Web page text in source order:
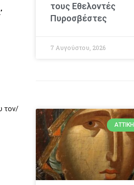
τον/
τους Εθελοντές
Πυροσβέστες
7 Αυγούστου, 2026
ΑΤΤΙΚΉ